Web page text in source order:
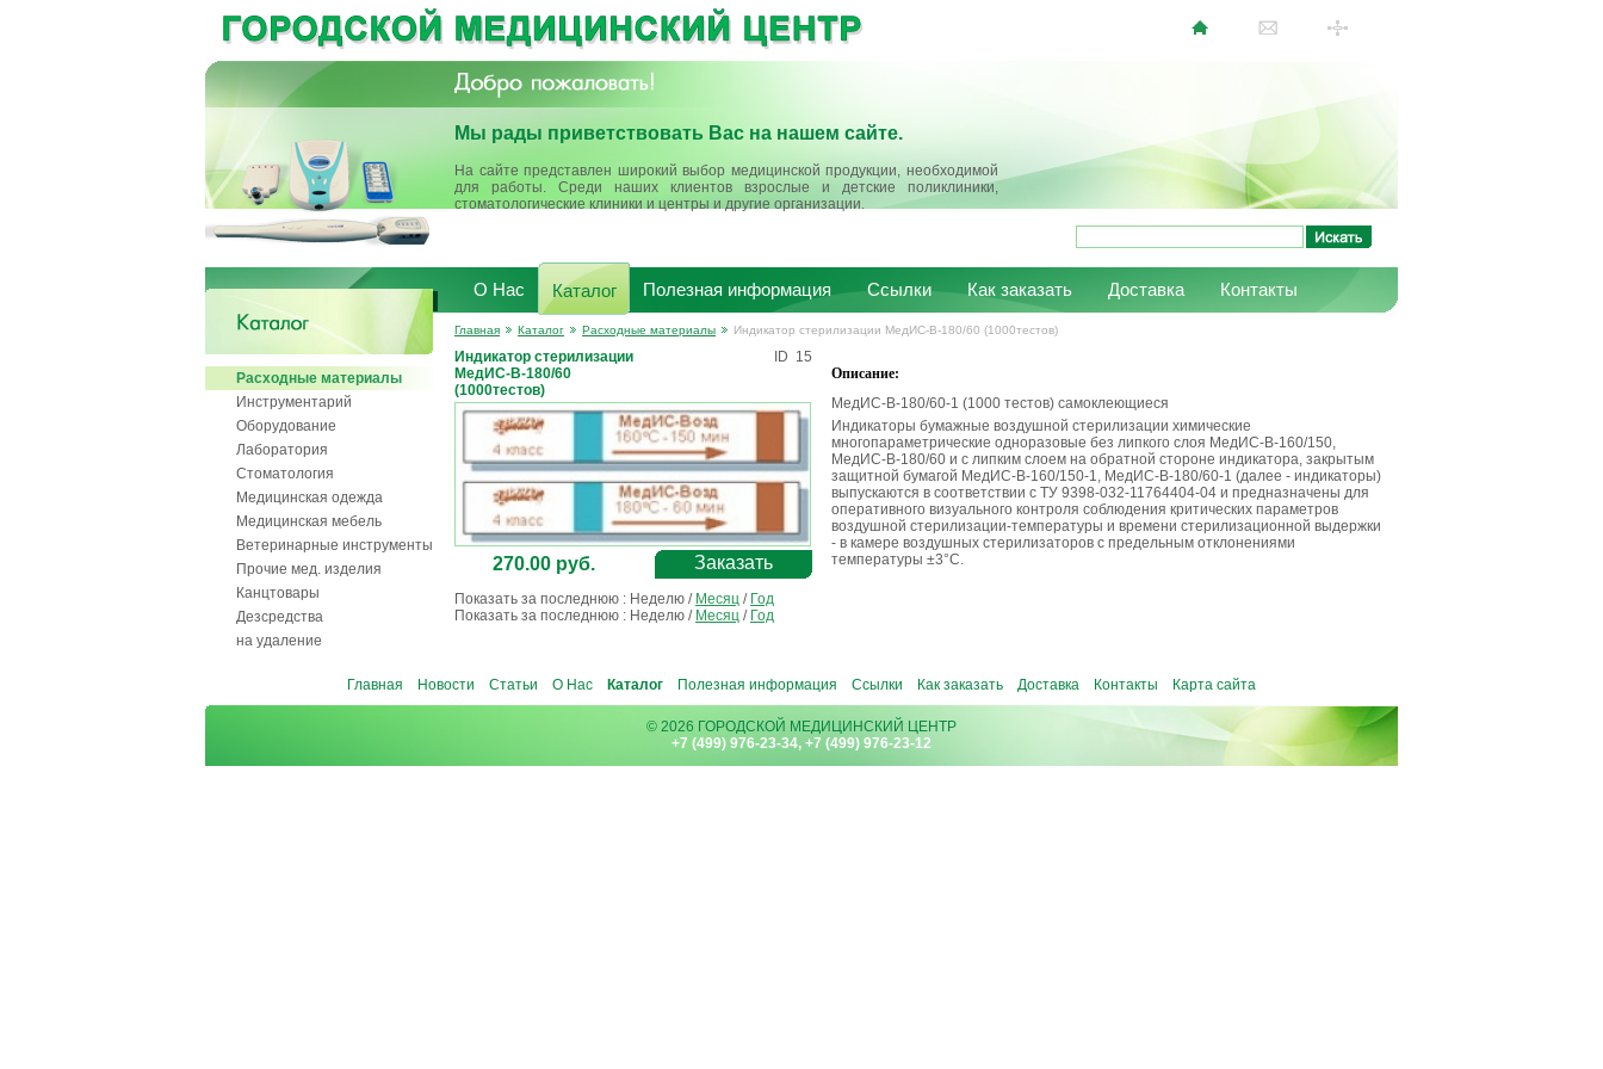
Мы рады приветствовать Вас на нашем сайте.
На сайте представлен широкий выбор медицинской продукции, необходимой
для работы. Среди наших клиентов взрослые и детские поликлиники,
стоматологические клиники и центры и другие организации.
О Нас Каталог Полезная информация Ссылки Как заказать Доставка Контакты
Расходные материалы
Инструментарий
Оборудование
Лаборатория
Стоматология
Медицинская одежда
Медицинская мебель
Ветеринарные инструменты
Прочие мед. изделия
Канцтовары
Дезсредства
на удаление
Главная Каталог Расходные материалы Индикатор стерилизации МедИС-В-180/60 (1000тестов)
Индикатор стерилизации
МедИС-В-180/60
(1000тестов)
ID 15
270.00 руб. Заказать
Описание:
МедИС-В-180/60-1 (1000 тестов) самоклеющиеся
Индикаторы бумажные воздушной стерилизации химические
многопараметрические одноразовые без липкого слоя МедИС-В-160/150,
МедИС-В-180/60 и с липким слоем на обратной стороне индикатора, закрытым
защитной бумагой МедИС-В-160/150-1, МедИС-В-180/60-1 (далее - индикаторы)
выпускаются в соответствии с ТУ 9398-032-11764404-04 и предназначены для
оперативного визуального контроля соблюдения критических параметров
воздушной стерилизации-температуры и времени стерилизационной выдержки
- в камере воздушных стерилизаторов с предельным отклонениями
температуры ±3°С.
Показать за последнюю : Неделю / Месяц / Год
Показать за последнюю : Неделю / Месяц / Год
Главная Новости Статьи О Нас Каталог Полезная информация Ссылки Как заказать Доставка Контакты Карта сайта
© 2026 ГОРОДСКОЙ МЕДИЦИНСКИЙ ЦЕНТР
+7 (499) 976-23-34, +7 (499) 976-23-12